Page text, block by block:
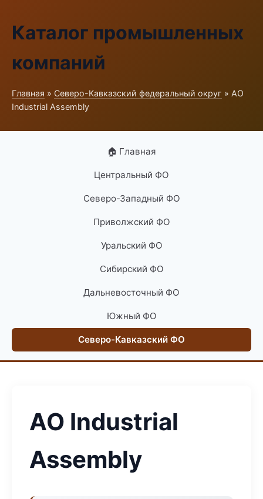
Каталог промышленных
компаний
Главная » Северо-Кавказский федеральный округ » АО
Industrial Assembly
🏠 Главная
Центральный ФО
Северо-Западный ФО
Приволжский ФО
Уральский ФО
Сибирский ФО
Дальневосточный ФО
Южный ФО
Северо-Кавказский ФО
АО Industrial
Assembly